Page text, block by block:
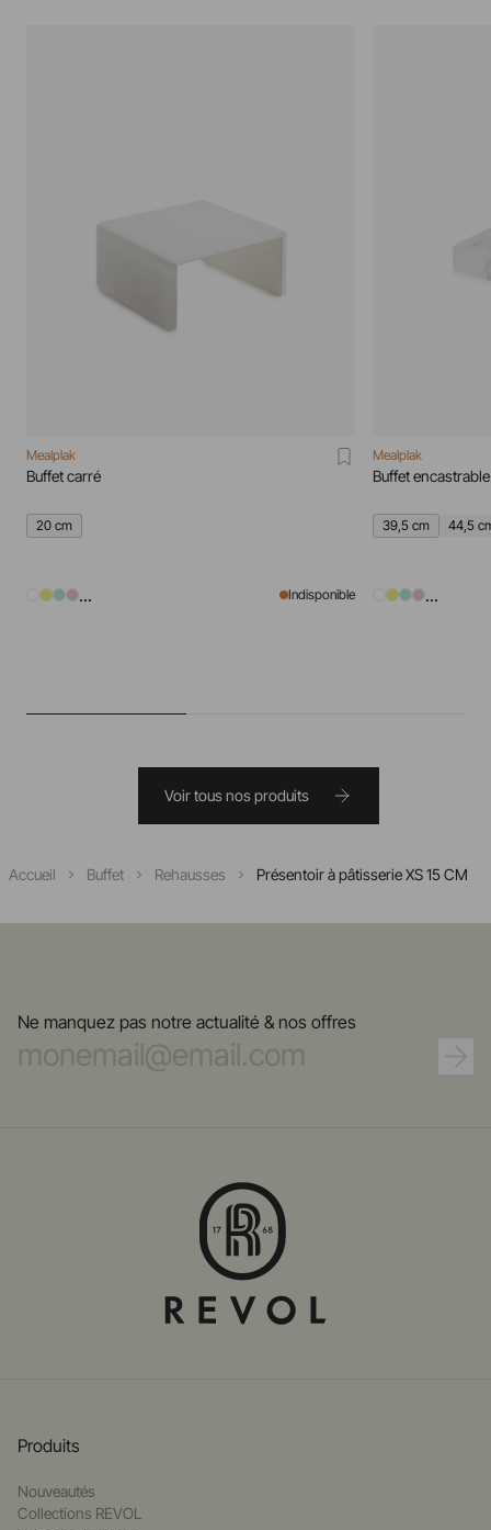
Mealplak
Buffet carré
20 cm
... Indisponible
Mealplak
Buffet encastrable
39,5 cm 44,5
...
Voir tous nos produits
Accueil Buffet Rehausses Présentoir à pâtisserie XS 15 CM
Ne manquez pas notre actualité & nos offres
Produits
Nouveautés
Collections REVOL